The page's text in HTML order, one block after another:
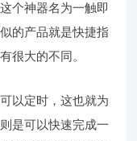
个神器名为一触即
的产品就是快捷指
很大的不同。
以定时，这也就为
是可以快速完成一